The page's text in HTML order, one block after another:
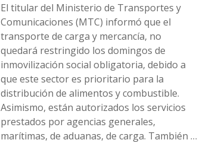
El titular del Ministerio de Transportes y
Comunicaciones (MTC) informó que el
transporte de carga y mercancía, no
quedará restringido los domingos de
inmovilización social obligatoria, debido a
que este sector es prioritario para la
distribución de alimentos y combustible.
Asimismo, están autorizados los servicios
prestados por agencias generales,
marítimas, de aduanas, de carga. También …